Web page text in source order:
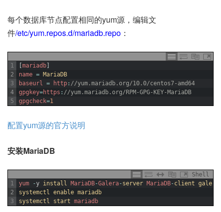
每个数据库节点配置相同的yum源，编辑文
件/etc/yum.repos.d/mariadb.repo ：
1
2
3
4
5
mariadb
name = MariaDB
baseurl = http : //yum.mariadb.org/10.0/centos7-amd64
gpgkey=https : //yum.mariadb.org/RPM-GPG-KEY-MariaDB
gpgcheck=1
配置yum源的官方说明
安装MariaDB
Shell
1
2
3
yum -y install MariaDB-Galera- server MariaDB- client galera
systemctl enable mariadb
systemctl start mariadb